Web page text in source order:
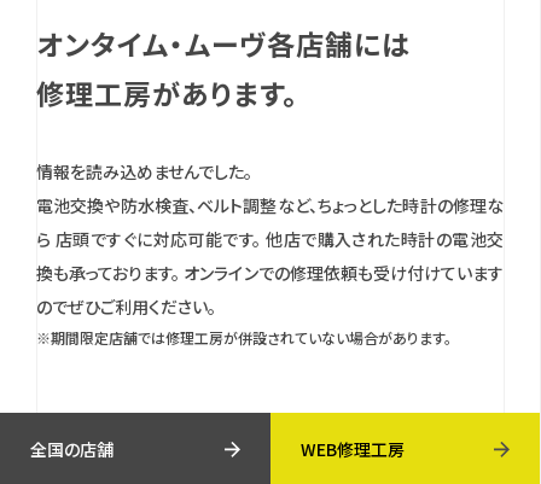
オンタイム・ムーヴ各店舗には
修理工房があります。
情報を読み込めませんでした。
電池交換や防水検査、ベルト調整など、ちょっとした時計の修理な
ら 店頭ですぐに対応可能です。 他店で購入された時計の電池交
換も承っております。 オンラインでの修理依頼も受け付けています
のでぜひご利用ください。
※期間限定店舗では修理工房が併設されていない場合があります。
全国の店舗 WEB修理工房